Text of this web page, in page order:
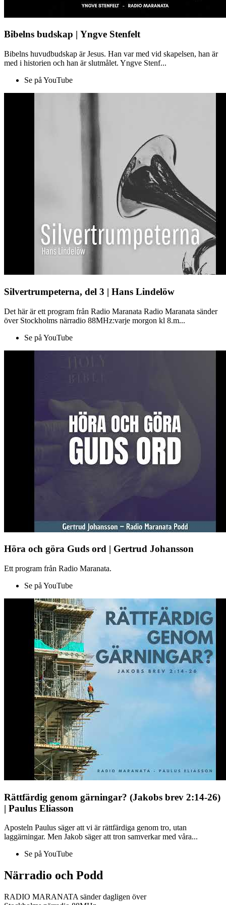
Bibelns budskap | Yngve Stenfelt
Bibelns huvudbudskap är Jesus. Han var med vid skapelsen, han är
med i historien och han är slutmålet. Yngve Stenf...
Se på YouTube
Silvertrumpeterna, del 3 | Hans Lindelöw
Det här är ett program från Radio Maranata Radio Maranata sänder
över Stockholms närradio 88MHz:varje morgon kl 8.m...
Se på YouTube
Höra och göra Guds ord | Gertrud Johansson
Ett program från Radio Maranata.
Se på YouTube
Rättfärdig genom gärningar? (Jakobs brev 2:14-26)
| Paulus Eliasson
Aposteln Paulus säger att vi är rättfärdiga genom tro, utan
laggärningar. Men Jakob säger att tron samverkar med våra...
Se på YouTube
Närradio och Podd
RADIO MARANATA sänder dagligen över